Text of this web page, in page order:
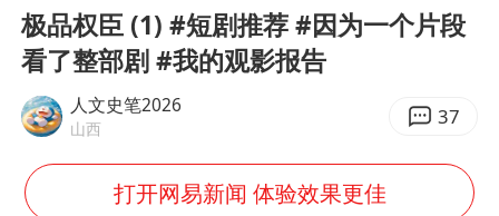
泰国校园枪击案死亡人数升至7人
多方回应侯明昊被曝违反交规
极品权臣 (1) #短剧推荐 #因为一个片段
看了整部剧 #我的观影报告
人文史笔2026
山西 37
打开网易新闻 体验效果更佳